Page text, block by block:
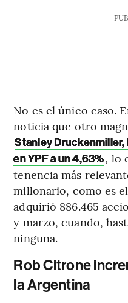
No es el único caso.
noticia que otro
Stanley
en YPF a un 4,63%, lo
tenencia más
millonario, como es
adquirió 886.465
y marzo, cuando,
ninguna.
Rob Citrone
la Argentina